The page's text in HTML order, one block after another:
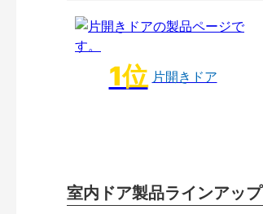
片開きドア
室内ドア製品ラインアップ